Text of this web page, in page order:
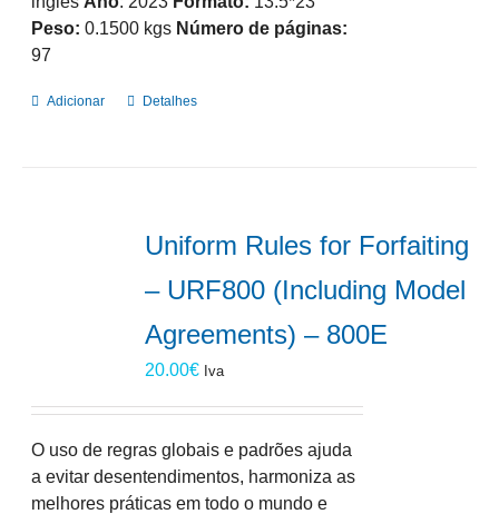
Peso: 0.1500 kgs Número de páginas:
97
Adicionar Detalhes
Uniform Rules for Forfaiting
– URF800 (Including Model
Agreements) – 800E
20.00€ Iva
O uso de regras globais e padrões ajuda
a evitar desentendimentos, harmoniza as
melhores práticas em todo o mundo e